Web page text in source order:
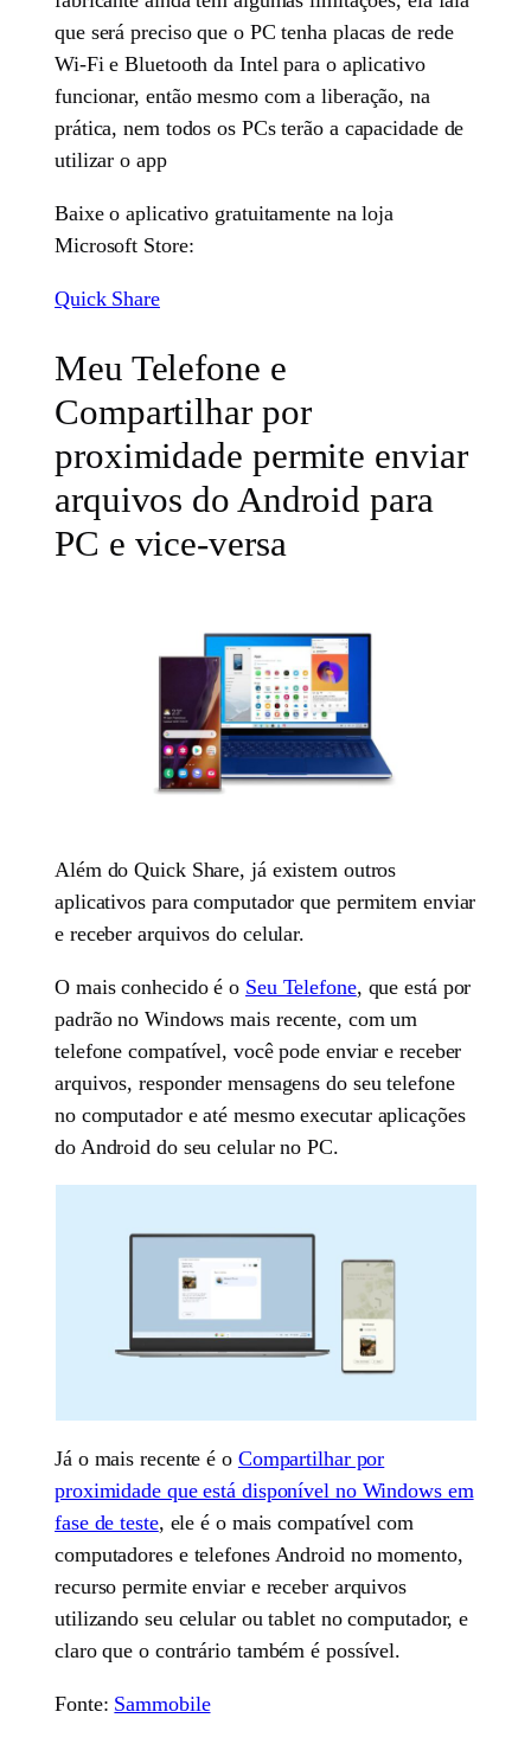
que será preciso que o PC tenha placas de rede
Wi-Fi e Bluetooth da Intel para o aplicativo
funcionar, então mesmo com a liberação, na
prática, nem todos os PCs terão a capacidade de
utilizar o app
Baixe o aplicativo gratuitamente na loja
Microsoft Store:
Quick Share
Meu Telefone e
Compartilhar por
proximidade permite enviar
arquivos do Android para
PC e vice-versa
Além do Quick Share, já existem outros
aplicativos para computador que permitem enviar
e receber arquivos do celular.
O mais conhecido é o Seu Telefone, que está por
padrão no Windows mais recente, com um
telefone compatível, você pode enviar e receber
arquivos, responder mensagens do seu telefone
no computador e até mesmo executar aplicações
do Android do seu celular no PC.
Já o mais recente é o Compartilhar por
proximidade que está disponível no Windows em
fase de teste, ele é o mais compatível com
computadores e telefones Android no momento,
recurso permite enviar e receber arquivos
utilizando seu celular ou tablet no computador, e
claro que o contrário também é possível.
Fonte: Sammobile